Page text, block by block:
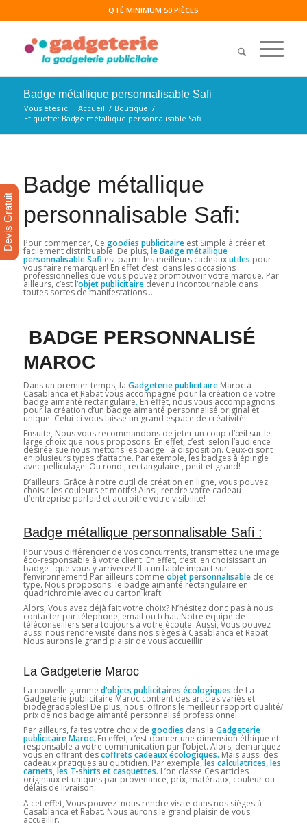
QTÉ MINIMUM 50 PIÈCES
Badge métallique personnalisable Safi
Vous êtes ici : Accueil / Boutique /
Etiquette: Badge métallique personnalisable Safi
Badge métallique
personnalisable Safi:
Pour commencer, Ce goodies publicitaireest Simple à créer et
facilement distribuable. De plus, le Badge métallique
personnalisable Safi est parmi les meilleurs cadeauxutiles pour
vous faire remarquer! En effet c’est dans les occasions
professionnelles que vous pouvez promouvoir votre marque. Par
ailleurs, c’estl’objet publicitairedevenu incontournable dans
toutes sortes de manifestations …
BADGE PERSONNALISÉ
MAROC
Dans un premier temps, la Gadgeterie publicitaireMaroc à
Casablanca et Rabat vous accompagne pour la création de votre
badge aimanté rectangulaire. En effet, nous vous accompagnons
pour la création d’un badge aimanté personnalisé original et
unique. Celui-ci vous laisse un grand espace de créativité!
Ensuite, Nous vous recommandons de jeter un coup d’œil sur le
large choix que nous proposons. En effet, c’est selon l’audience
désirée sue nous mettons les badge à disposition. Ceux-ci sont
en plusieurs types d’attache. Par exemple, les badges à épingle
avec pelliculage. Ou rond , rectangulaire , petit et grand!
D’ailleurs, Grâce à notre outil de création en ligne, vous pouvez
choisir les couleurs et motifs! Ainsi, rendre votre cadeau
d’entreprise parfait! et accroitre votre visibilité!
Badge métallique personnalisable Safi :
Pour vous différencier de vos concurrents, transmettez une image
éco-responsable à votre client. En effet, c’est en choisissant un
badge que vous y arriverez! Il a un faible impact sur
l’environnement! Par ailleurs comme objet personnalisablede ce
type. Nous proposons: le badge aimanté rectangulaire en
quadrichromie avec du carton kraft!
Alors, Vous avez déjà fait votre choix? N’hésitez donc pas à nous
contacter par téléphone, email ou tchat. Notre équipe de
téléconseillers sera toujours à votre écoute. Aussi, Vous pouvez
aussi nous rendre visite dans nos sièges à Casablanca et Rabat.
Nous aurons le grand plaisir de vous accueillir.
La Gadgeterie Maroc
La nouvelle gamme d’objets publicitaires écologiques de La
Gadgeterie publicitaire Maroc contient des articles variés et
biodégradables! De plus, nous offrons le meilleur rapport qualité/
prix de nos badge aimanté personnalisé professionnel
Par ailleurs, faites votre choix de goodies dans la Gadgeterie
publicitaire Maroc. En effet, c’est donner une dimension éthique et
responsable à votre communication par l’objet. Alors, démarquez
vous en offrant descoffrets cadeaux écologiques. Mais aussi des
cadeaux pratiques au quotidien. Par exemple, les calculatrices, les
carnets, les T-shirts et casquettes. L’on classe Ces articles
originaux et uniques par provenance, prix, matériaux, couleur ou
délais de livraison.
A cet effet, Vous pouvez nous rendre visite dans nos sièges à
Casablanca et Rabat. Nous aurons le grand plaisir de vous
accueillir.
Devis Gratuit